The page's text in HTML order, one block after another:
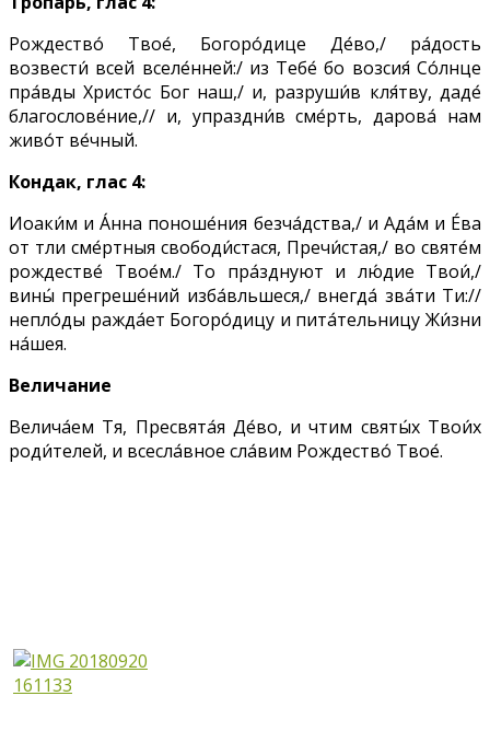
Рождество́ Твое́, Богоро́дице Де́во,/ ра́дость
возвести́ всей вселе́нней:/ из Тебе́ бо возсия́ Со́лнце
пра́вды Христо́с Бог наш,/ и, разруши́в кля́тву, даде́
благослове́ние,// и, упраздни́в сме́рть, дарова́ нам
живо́т ве́чный.
Кондак, глас 4:
Иоаки́м и А́нна поноше́ния безча́дства,/ и Ада́м и Е́ва
от тли сме́ртныя свободи́стася, Пречи́стая,/ во святе́м
рождестве́ Твое́м./ То пра́зднуют и лю́дие Твои́,/
вины́ прегреше́ний изба́вльшеся,/ внегда́ зва́ти Ти://
непло́ды ражда́ет Богоро́дицу и пита́тельницу Жи́зни
на́шея.
Величание
Велича́ем Тя, Пресвята́я Де́во, и чтим святы́х Твои́х
роди́телей, и всесла́вное сла́вим Рождество́ Твое́.